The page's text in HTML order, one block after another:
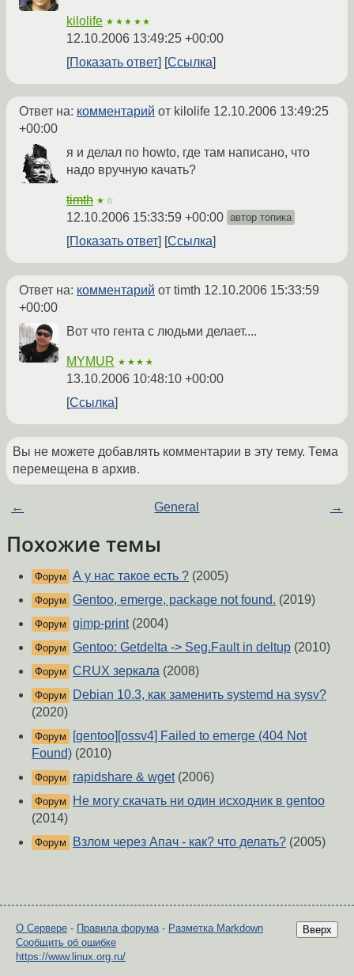
kilolife ★★★★★
12.10.2006 13:49:25 +00:00
Показать ответ
Ссылка
Ответ на: комментарий от kilolife 12.10.2006 13:49:25
+00:00
я и делал по howto, где там написано, что
надо вручную качать?
timth ★☆
12.10.2006 15:33:59 +00:00 автор топика
Показать ответ Ссылка
Ответ на: комментарий от timth 12.10.2006 15:33:59
+00:00
Вот что гента с людьми делает....
MYMUR ★★★★
13.10.2006 10:48:10 +00:00
Ссылка
Вы не можете добавлять комментарии в эту тему. Тема
перемещена в архив.
← General →
Похожие темы
Форум А у нас такое есть ? (2005)
Форум Gentoo, emerge, package not found. (2019)
Форум gimp-print(2004)
Форум Gentoo: Getdelta -> Seg.Fault in deltup (2010)
Форум CRUX зеркала (2008)
Форум
Debian 10.3, как заменить systemd на sysv?
(2020)
Форум
[gentoo][ossv4] Failed to emerge (404 Not
Found) (2010)
Форум rapidshare & wget(2006)
Форум
Не могу скачать ни один исходник в gentoo
(2014)
Форум Взлом через Апач - как? что делать? (2005)
Вверх
О Сервере - Правила форума- Разметка Markdown
Сообщить об ошибке
https://www.linux.org.ru/